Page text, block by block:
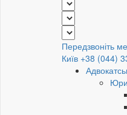
Передзвоніть
Київ +38 (044)